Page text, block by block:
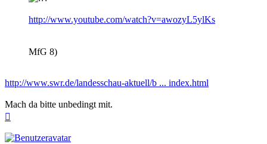
http://www.youtube.com/watch?v=awozyL5ylKs
MfG 8)
http://www.swr.de/landesschau-aktuell/b ... index.html
Mach da bitte unbedingt mit.